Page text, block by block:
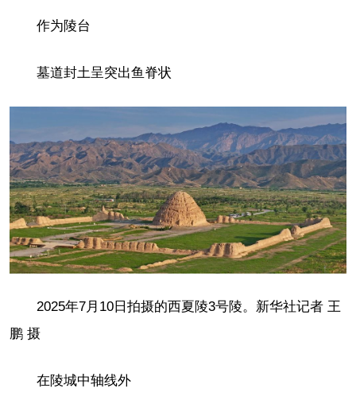
作为陵台
墓道封土呈突出鱼脊状
2025年7月10日拍摄的西夏陵3号陵。新华社记者 王
鹏 摄
在陵城中轴线外